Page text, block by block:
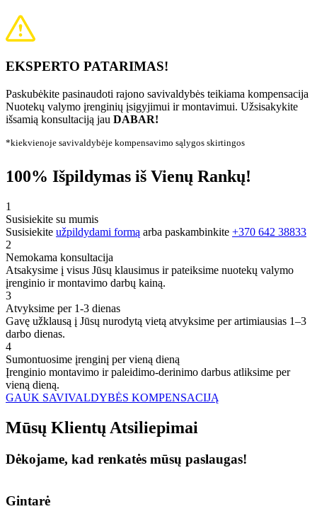
EKSPERTO PATARIMAS!
Paskubėkite pasinaudoti rajono savivaldybės teikiama kompensacija
Nuotekų valymo įrenginių įsigyjimui ir montavimui. Užsisakykite
išsamią konsultaciją jau DABAR!
*kiekvienoje savivaldybėje kompensavimo sąlygos skirtingos
100% Išpildymas iš Vienų Rankų!
1
Susisiekite su mumis
Susisiekite užpildydami formą arba paskambinkite +370 642 38833
2
Nemokama konsultacija
Atsakysime į visus Jūsų klausimus ir pateiksime nuotekų valymo
įrenginio ir montavimo darbų kainą.
3
Atvyksime per 1-3 dienas
Gavę užklausą į Jūsų nurodytą vietą atvyksime per artimiausias 1–3
darbo dienas.
4
Sumontuosime įrenginį per vieną dieną
Įrenginio montavimo ir paleidimo-derinimo darbus atliksime per
vieną dieną.
GAUK SAVIVALDYBĖS KOMPENSACIJĄ
Mūsų Klientų Atsiliepimai
Dėkojame, kad renkatės mūsų paslaugas!
Gintarė